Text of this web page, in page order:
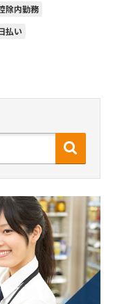
除内勤務
払い